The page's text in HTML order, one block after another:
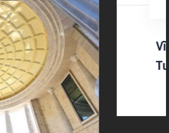
3, 2024 - 0 COMMENTS
lễ khởi công dự án
chùa Phật Quốc Vạn
Thành